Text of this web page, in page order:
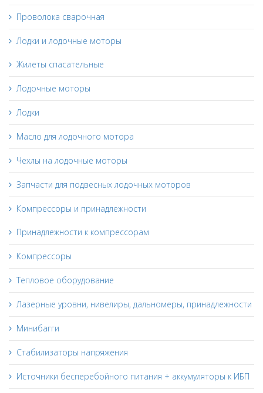
Проволока сварочная
Лодки и лодочные моторы
Жилеты спасательные
Лодочные моторы
Лодки
Масло для лодочного мотора
Чехлы на лодочные моторы
Запчасти для подвесных лодочных моторов
Компрессоры и принадлежности
Принадлежности к компрессорам
Компрессоры
Тепловое оборудование
Лазерные уровни, нивелиры, дальномеры, принадлежности
Минибагги
Стабилизаторы напряжения
Источники бесперебойного питания + аккумуляторы к ИБП